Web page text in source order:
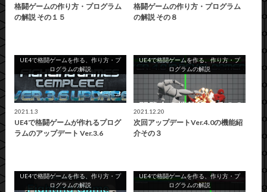
格闘ゲームの作り方・プログラム
の解説 その１５
格闘ゲームの作り方・プログラム
の解説 その８
UE4で格闘ゲームを作る、作り方・プ
ログラムの解説
2021.1.3
UE4で格闘ゲームが作れるプログ
ラムのアップデート Ver.3.6
UE4で格闘ゲームを作る、作り方・プ
ログラムの解説
2021.12.20
次回アップデートVer.4.0の機能紹
介その３
UE4で格闘ゲームを作る、作り方・プ
ログラムの解説
UE4で格闘ゲームを作る、作り方・プ
ログラムの解説